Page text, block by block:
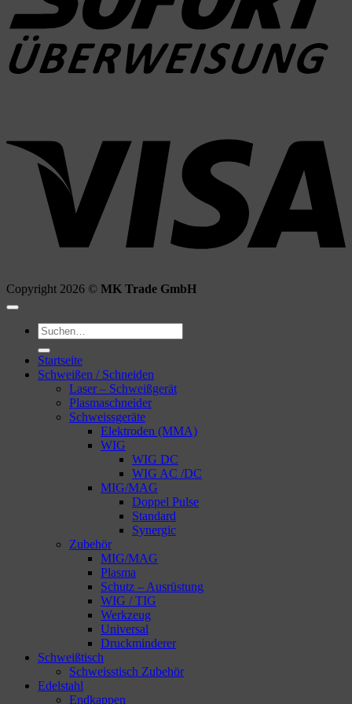
Copyright 2026 © MK Trade GmbH
Suchen
nach:
Startseite
Schweißen / Schneiden
Laser – Schweißgerät
Plasmaschneider
Schweissgeräte
Elektroden (MMA)
WIG
WIG DC
WIG AC /DC
MIG/MAG
Doppel Pulse
Standard
Synergic
Zubehör
MIG/MAG
Plasma
Schutz – Ausrüstung
WIG / TIG
Werkzeug
Universal
Druckminderer
Schweißtisch
Schweisstisch Zubehör
Edelstahl
Endkappen